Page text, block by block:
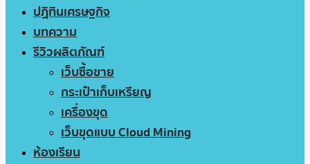
ปฏิทินเศรษฐกิจ
บทความ
รีวิวผลิตภัณฑ์
เว็บซื้อขาย
กระเป๋าเก็บเหรียญ
เครื่องขุด
เว็บขุดแบบ Cloud Mining
ห้องเรียน